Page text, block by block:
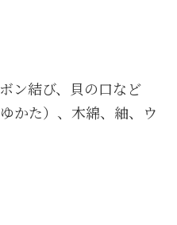
ン結び、貝の口など
かた）、木綿、紬、ウ